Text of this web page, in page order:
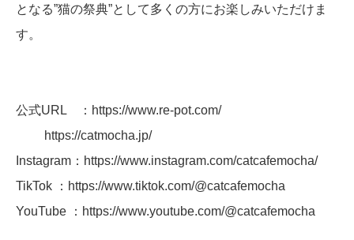
となる”猫の祭典”として多くの方にお楽しみいただけま
す。
公式URL ：https://www.re-pot.com/
https://catmocha.jp/
Instagram：https://www.instagram.com/catcafemocha/
TikTok ：https://www.tiktok.com/@catcafemocha
YouTube ：https://www.youtube.com/@catcafemocha